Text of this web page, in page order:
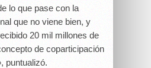
lo que pase con la
que no viene bien, y
20 mil millones de
de coparticipación
puntualizó.